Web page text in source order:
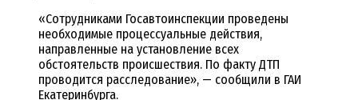
«Сотрудниками Госавтоинспекции проведены
необходимые процессуальные действия,
направленные на установление всех
обстоятельств происшествия. По факту ДТП
проводится расследование», — сообщили в ГАИ
Екатеринбурга.